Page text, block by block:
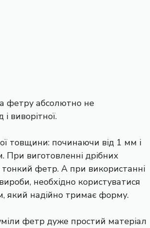
фетру абсолютно не
і виворітної.
товщини: починаючи від 1 мм і
При виготовленні дрібних
фетр. А при використанні
необхідно користуватися
який надійно тримає форму.
фетр дуже простий матеріал